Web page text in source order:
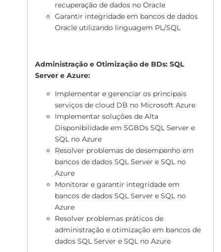
recuperação de dados no Oracle
Garantir integridade em bancos de dados
Oracle utilizando linguagem PL/SQL
Administração e Otimização de BDs: SQL
Server e Azure:
Implementar e gerenciar os principais
serviços de cloud DB no Microsoft Azure
Implementar soluções de Alta
Disponibilidade em SGBDs SQL Server e
SQL no Azure
Resolver problemas de desempenho em
bancos de dados SQL Server e SQL no
Azure
Monitorar e garantir integridade em
bancos de dados SQL Server e SQL no
Azure
Resolver problemas práticos de
administração e otimização em bancos de
dados SQL Server e SQL no Azure